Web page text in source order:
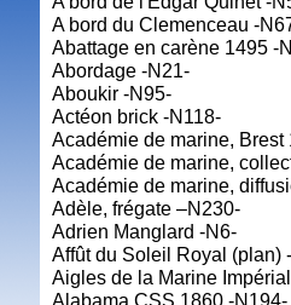
A bord du Clemenceau -
Abattage en carène 1495 -
Abordage -N21-
Aboukir -N95-
Actéon brick -N118-
Académie de marine,
Académie de marine,
Académie de marine,
Adèle, frégate –N230-
Adrien Manglard -N6-
Affût du Soleil Royal (plan)
Aigles de la Marine
Alabama CSS 1860 -N194-